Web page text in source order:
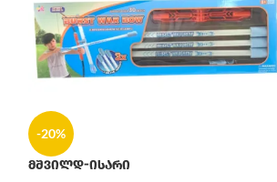
-20%
მშვილდ-ისარი